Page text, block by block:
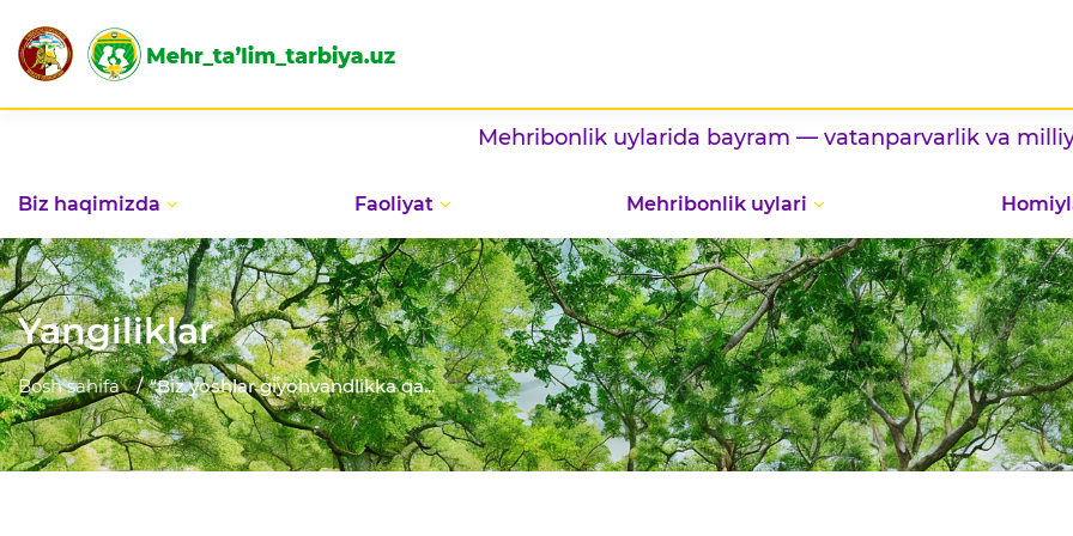
Mehribonlik uylarida bayram — vatanparvarlik va milliy
Biz haqimizda Faoliyat Mehribonlik uylari
Yangiliklar
Bosh sahifa “Biz yoshlar giyohvandlikka qa...